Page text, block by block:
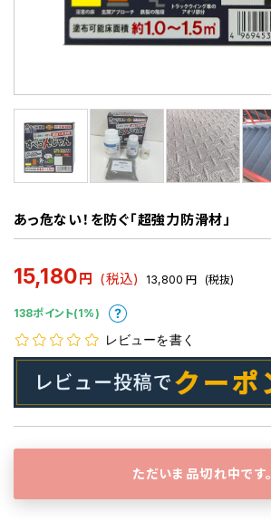
あっ危ない！を防ぐ「超強力防滑材」
15,180 円 (税込) 13,800 円 (税抜)
138ポイント(1%)
レビューを書く
ただいま品切れ中です。